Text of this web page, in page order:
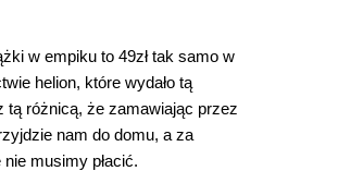
w empiku to 49zł tak samo w
helion, które wydało tą
tą różnicą, że zamawiając przez
nam do domu, a za
nie musimy płacić.